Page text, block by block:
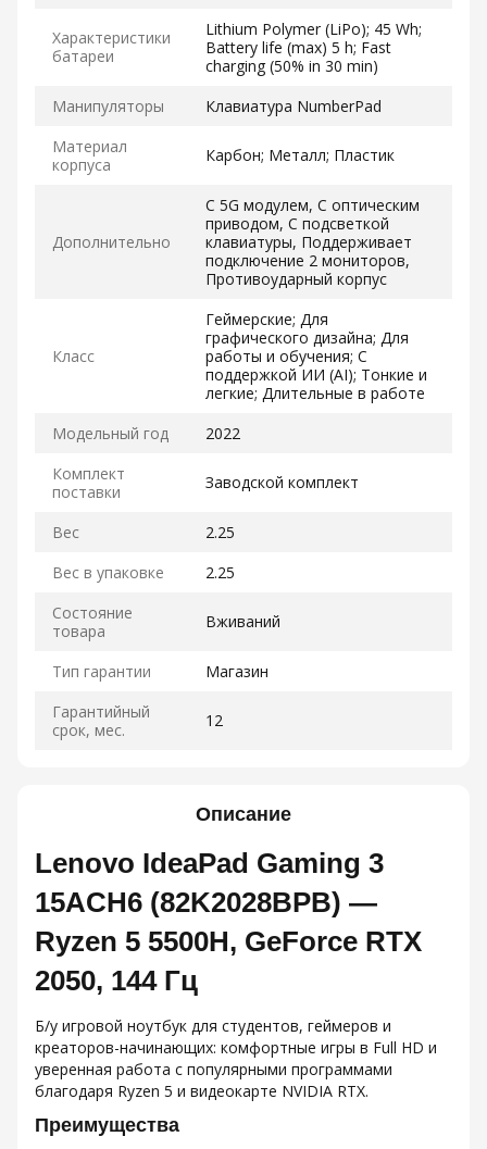
Характеристики
батареи
Lithium Polymer (LiPo); 45 Wh;
Battery life (max) 5 h; Fast
charging (50% in 30 min)
Манипуляторы
Клавиатура NumberPad
Материал
корпуса
Карбон; Металл; Пластик
Дополнительно
С 5G модулем, С оптическим
приводом, С подсветкой
клавиатуры, Поддерживает
подключение 2 мониторов,
Противоударный корпус
Класс
Геймерские; Для
графического дизайна; Для
работы и обучения; С
поддержкой ИИ (AI); Тонкие и
легкие; Длительные в работе
Модельный год
2022
Комплект
поставки
Заводской комплект
Вес
2.25
Вес в упаковке
2.25
Состояние
товара
Вживаний
Тип гарантии
Магазин
Гарантийный
срок, мес.
12
Описание
Lenovo IdeaPad Gaming 3
15ACH6 (82K2028BPB) —
Ryzen 5 5500H, GeForce RTX
2050, 144 Гц
Б/у игровой ноутбук для студентов, геймеров и
креаторов-начинающих: комфортные игры в Full HD и
уверенная работа с популярными программами
благодаря Ryzen 5 и видеокарте NVIDIA RTX.
Преимущества